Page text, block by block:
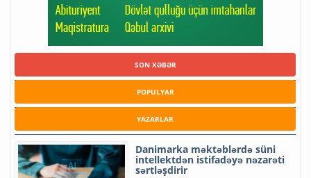
SON XƏBƏR
POPULYAR
YAZARLAR
Danimarka məktəblərdə süni
intellektdən istifadəyə nəzarəti
sərtləşdirir